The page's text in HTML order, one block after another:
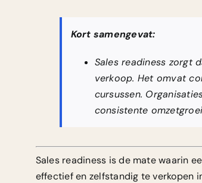
Kort samengevat:
Sales readiness zorgt
verkoop. Het omvat
cursussen.
consistente
Sales readiness is de mate waarin
effectief en zelfstandig te verkopen